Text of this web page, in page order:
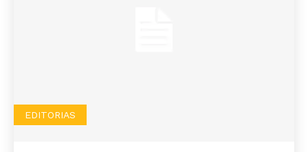
EDITORIAS